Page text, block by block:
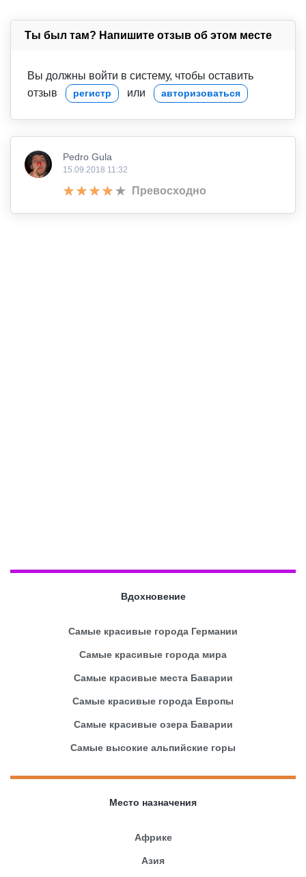
Ты был там? Напишите отзыв об этом месте
Вы должны войти в систему, чтобы оставить
отзыв
регистр или авторизоваться
Pedro Gula
15.09.2018 11:32
Превосходно
Вдохновение
Самые красивые города Германии
Самые красивые города мира
Самые красивые места Баварии
Самые красивые города Европы
Самые красивые озера Баварии
Самые высокие альпийские горы
Место назначения
Африке
Азия